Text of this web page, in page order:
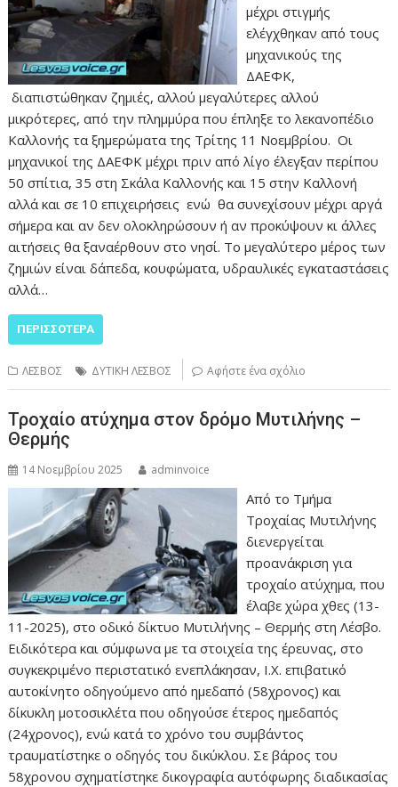
μέχρι στιγμής
ελέγχθηκαν από τους
μηχανικούς της
ΔΑΕΦΚ,
διαπιστώθηκαν ζημιές, αλλού μεγαλύτερες αλλού
μικρότερες, από την πλημμύρα που έπληξε το λεκανοπέδιο
Καλλονής τα ξημερώματα της Τρίτης 11 Νοεμβρίου. Οι
μηχανικοί της ΔΑΕΦΚ μέχρι πριν από λίγο έλεγξαν περίπου
50 σπίτια, 35 στη Σκάλα Καλλονής και 15 στην Καλλονή
αλλά και σε 10 επιχειρήσεις ενώ θα συνεχίσουν μέχρι αργά
σήμερα και αν δεν ολοκληρώσουν ή αν προκύψουν κι άλλες
αιτήσεις θα ξαναέρθουν στο νησί. Το μεγαλύτερο μέρος των
ζημιών είναι δάπεδα, κουφώματα, υδραυλικές εγκαταστάσεις
αλλά…
ΠΕΡΙΣΣΌΤΕΡΑ
ΛΕΣΒΟΣ ΔΥΤΙΚΗ ΛΕΣΒΟΣ Αφήστε ένα σχόλιο
Τροχαίο ατύχημα στον δρόμο Μυτιλήνης –
Θερμής
14 Νοεμβρίου 2025 adminvoice
Από το Τμήμα
Τροχαίας Μυτιλήνης
διενεργείται
προανάκριση για
τροχαίο ατύχημα, που
έλαβε χώρα χθες (13-
11-2025), στο οδικό δίκτυο Μυτιλήνης – Θερμής στη Λέσβο.
Ειδικότερα και σύμφωνα με τα στοιχεία της έρευνας, στο
συγκεκριμένο περιστατικό ενεπλάκησαν, Ι.Χ. επιβατικό
αυτοκίνητο οδηγούμενο από ημεδαπό (58χρονος) και
δίκυκλη μοτοσικλέτα που οδηγούσε έτερος ημεδαπός
(24χρονος), ενώ κατά το χρόνο του συμβάντος
τραυματίστηκε ο οδηγός του δικύκλου. Σε βάρος του
58χρονου σχηματίστηκε δικογραφία αυτόφωρης διαδικασίας